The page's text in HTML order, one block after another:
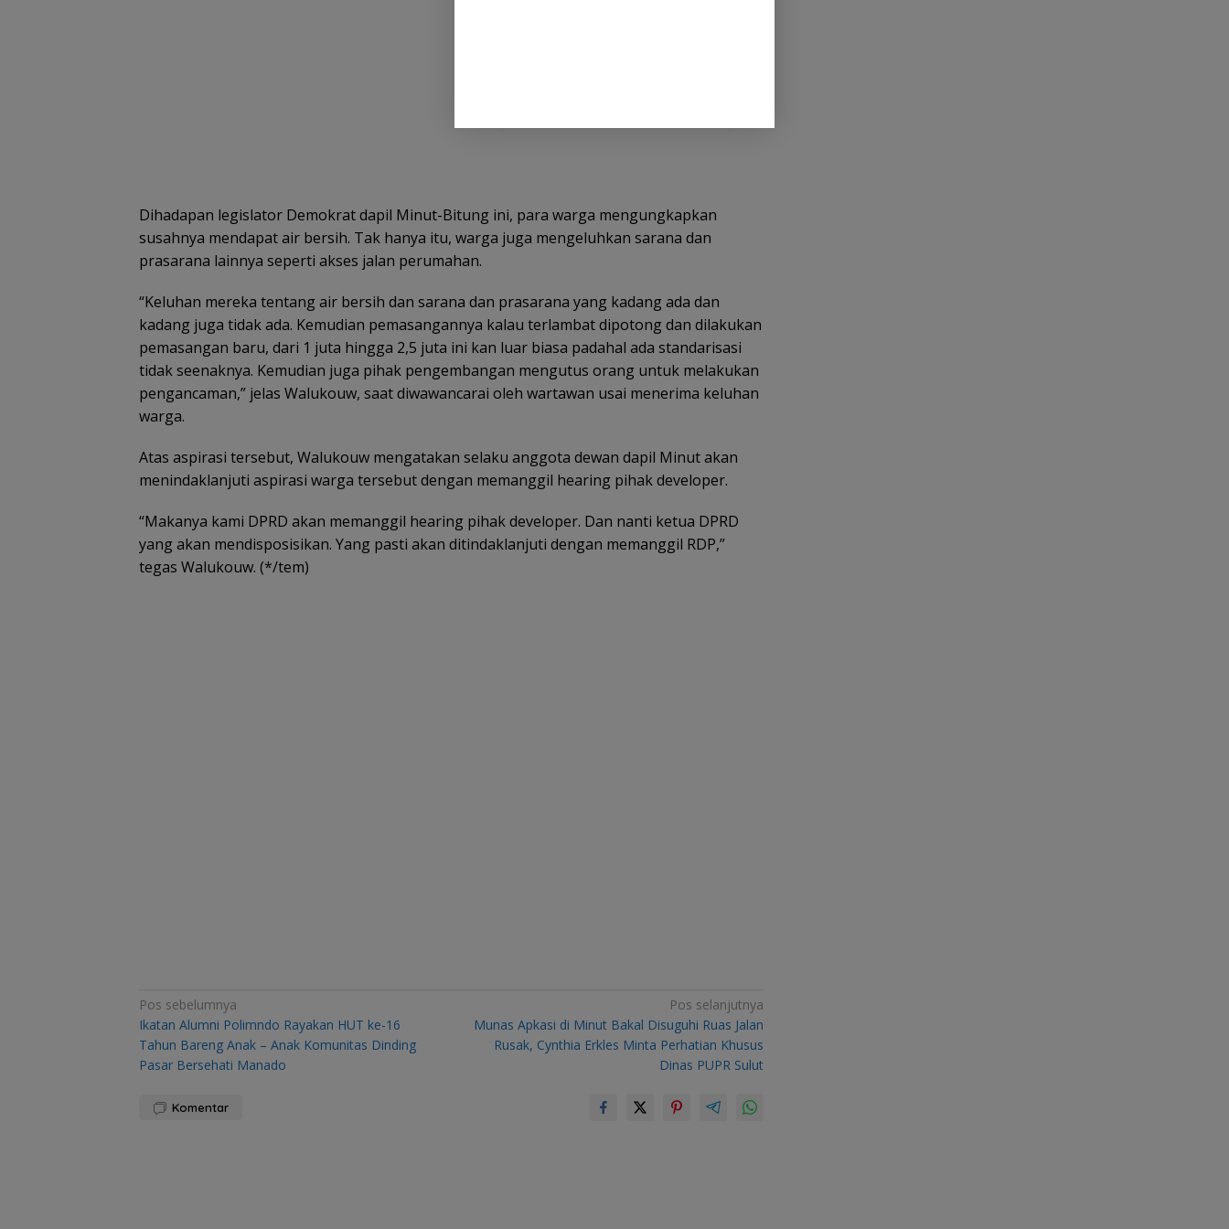
Dihadapan legislator Demokrat dapil Minut-Bitung ini, para warga mengungkapkan
susahnya mendapat air bersih. Tak hanya itu, warga juga mengeluhkan sarana dan
prasarana lainnya seperti akses jalan perumahan.
“Keluhan mereka tentang air bersih dan sarana dan prasarana yang kadang ada dan
kadang juga tidak ada. Kemudian pemasangannya kalau terlambat dipotong dan dilakukan
pemasangan baru, dari 1 juta hingga 2,5 juta ini kan luar biasa padahal ada standarisasi
tidak seenaknya. Kemudian juga pihak pengembangan mengutus orang untuk melakukan
pengancaman,” jelas Walukouw, saat diwawancarai oleh wartawan usai menerima keluhan
warga.
Atas aspirasi tersebut, Walukouw mengatakan selaku anggota dewan dapil Minut akan
menindaklanjuti aspirasi warga tersebut dengan memanggil hearing pihak developer.
“Makanya kami DPRD akan memanggil hearing pihak developer. Dan nanti ketua DPRD
yang akan mendisposisikan. Yang pasti akan ditindaklanjuti dengan memanggil RDP,”
tegas Walukouw. (*/tem)
Navigasi
pos
Pos sebelumnya
Ikatan Alumni Polimndo Rayakan HUT ke-16
Tahun Bareng Anak – Anak Komunitas Dinding
Pasar Bersehati Manado
Pos selanjutnya
Munas Apkasi di Minut Bakal Disuguhi Ruas Jalan
Rusak, Cynthia Erkles Minta Perhatian Khusus
Dinas PUPR Sulut
Komentar